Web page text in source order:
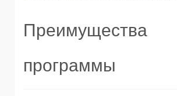
Преимущества
программы